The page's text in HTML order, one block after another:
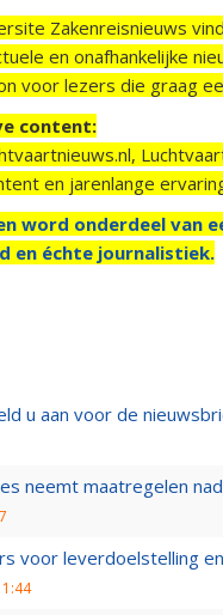
Zakenreisnieuws
en onafhankelijke
voor lezers die graag
content:
en jarenlange
word onderdeel van
en échte journalistiek.
u aan voor de
neemt maatregelen
voor leverdoelstelling